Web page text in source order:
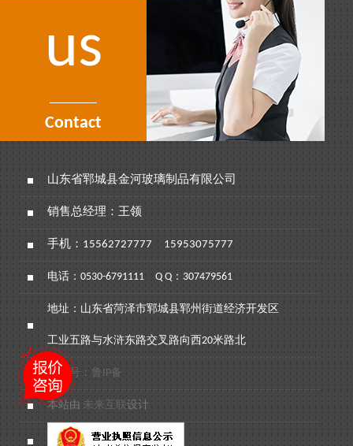
us
Contact
山东省郓城县金河玻璃制品有限公司
销售总经理：王领
手机：15562727777 15953075777
电话： 0530-6791111Q Q：307479561
地址：山东省菏泽市郓城县郓州街道经济开发区
工业五路与水浒东路交叉路向西20米路北
备案号：鲁IP备
本站由未来互联设计